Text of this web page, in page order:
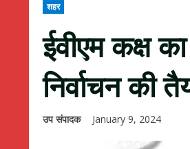
शहर
ईवीएम कक्ष
निर्वाचन की
उप संपादक January 9, 2024